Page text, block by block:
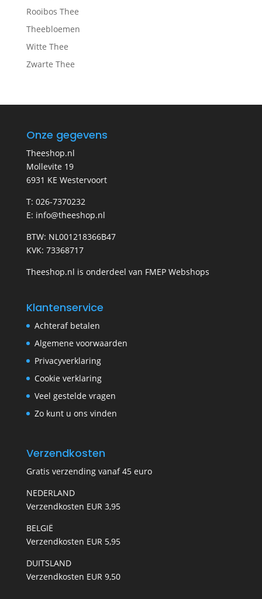
Rooibos Thee
Theebloemen
Witte Thee
Zwarte Thee
Onze gegevens
Theeshop.nl
Mollevite 19
6931 KE Westervoort
T: 026-7370232
E: info@theeshop.nl
BTW: NL001218366B47
KVK: 73368717
Theeshop.nl is onderdeel van FMEP Webshops
Klantenservice
Achteraf betalen
Algemene voorwaarden
Privacyverklaring
Cookie verklaring
Veel gestelde vragen
Zo kunt u ons vinden
Verzendkosten
Gratis verzending vanaf 45 euro
NEDERLAND
Verzendkosten EUR 3,95
BELGIË
Verzendkosten EUR 5,95
DUITSLAND
Verzendkosten EUR 9,50